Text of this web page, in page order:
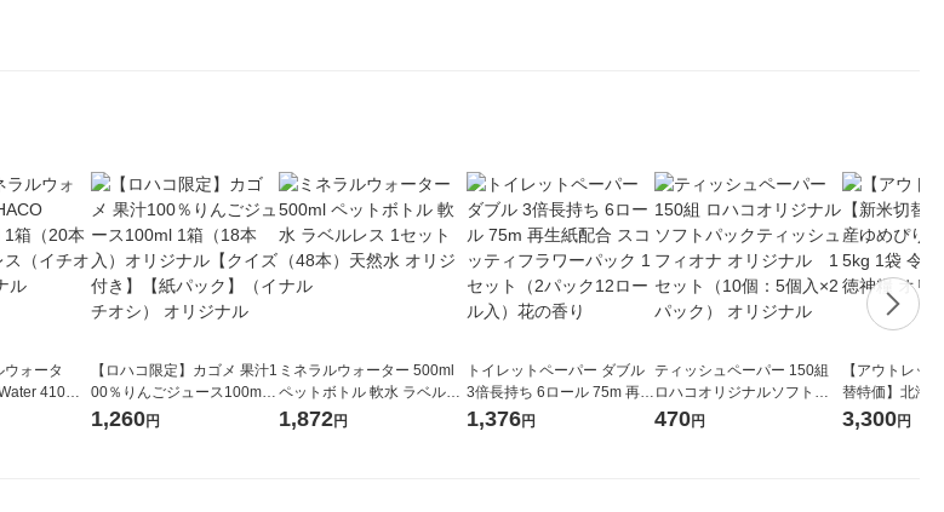
ウォータ
410ml
ベルレス
【ロハコ限定】カゴメ 果汁1
00％りんごジュース100ml 1
箱（18本入）オリジナル
1,260円
ミネラルウォーター 500ml
ペットボトル 軟水 ラベルレ
ス 1セット（48本）天然水
1,872円
トイレットペーパー ダブル
3倍長持ち 6ロール 75m 再生
紙配合 スコッティフラワー
1,376円
ティッシュペーパー 150組
ロハコオリジナルソフトパ
ックティッシュ フィオナ オ
470円
【アウトレッ
替特価】北海
か 無洗米 5kg
3,300円